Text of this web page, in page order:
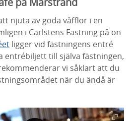
njuta av goda våfflor i en
i Carlstens Fästning på ön
ligger vid fästningens entré
entrébiljett till själva fästningen,
vi såklart att du
när du ändå är